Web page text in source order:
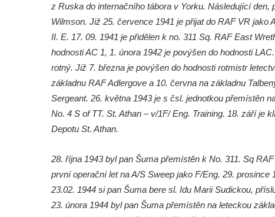
Kenotaf Antona Klause na hřbitově v
Dolním Podluží
Kenotaf Heinricha Klause na hřbitově v
Kenotaf Josefa Stolle na hřbitově v Dolním
Podluží
Pomník obětem 1. světové války na
židovském hřbitově v Mostě
Račicích
Pamětní deska Miroslava Švice na domě
čp. 43 v Lužci nad Vltavou
Pomník obětem 2. světové války v ulici 1.
z Ruska do internačního tábora v Yorku. Následující
Wilmson. Již 25. července 1941 je přijat do RAF VR
II. E. 17. 09. 1941 je přidělen k no. 311 Sq. RAF East
hodnosti AC 1, 1. února 1942 je povýšen do hodnosti
rotný. Již 7. března je povýšen do hodnosti rotmistr
základnu RAF Adlergove a 10. června na základnu
Sergeant. 26. května 1943 je s čsl. jednotkou přemístěn
No. 4 S of TT. St. Athan – v/1F/ Eng. Training. 18. září je
Depotu St. Athan.
28. října 1943 byl pan Šuma přemístěn k No. 311. Sq
první operační let na A/S Sweep jako F/Eng. 29.
23.02. 1944 si pan Šuma bere sl. Idu Marii Sudickou,
23. února 1944 byl pan Šuma přemístěn na leteckou